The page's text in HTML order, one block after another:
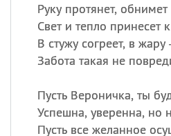
Руку протянет,
Свет и тепло принесет
В стужу согреет, в
Забота такая не
Пусть Вероничка, ты
Успешна, уверенна, но
Пусть все желанное